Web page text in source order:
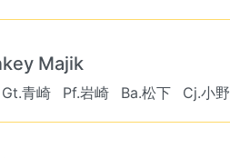
Majik
Gt.青崎 Pf.岩崎 Ba.松下 Cj.小野